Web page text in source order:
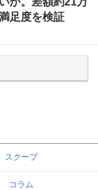
足度を検証
スクープ
コラム